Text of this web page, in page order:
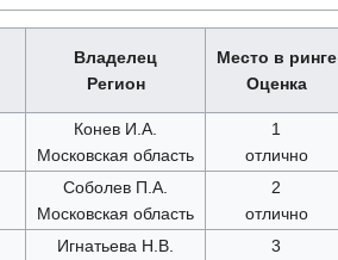
Владелец
Регион
Место в ринге
Оценка
Конев И.А.
Московская область
1
отлично
Соболев П.А.
Московская область
2
отлично
Игнатьева Н.В.
3